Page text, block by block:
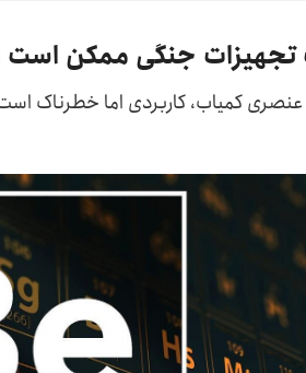
جنگی ممکن است
عنصری کمیاب، کاربردی اما خطرناک